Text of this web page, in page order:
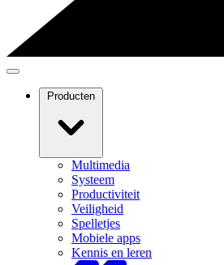
Producten
Multimedia
Systeem
Productiviteit
Veiligheid
Spelletjes
Mobiele apps
Kennis en leren